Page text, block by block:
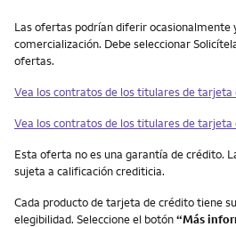
Otras cosas que necesita saber
Las ofertas podrían diferir ocasionalmente
comercialización. Debe seleccionar
ofertas.
Vea los contratos de los titulares de tarjeta
Vea los contratos de los titulares de
Esta oferta no es una garantía de crédito.
sujeta a calificación crediticia.
Cada producto de tarjeta de crédito tiene
elegibilidad. Seleccione el botón“Más